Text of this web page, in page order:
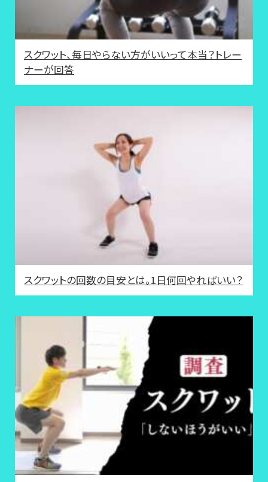
スクワット、毎日やらない方がいいって本当？トレー
ナーが回答
スクワットの回数の目安とは。1日何回やればいい？